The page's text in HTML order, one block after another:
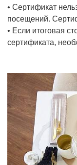
• Сертификат
посещений.
• Если итоговая
сертификата,